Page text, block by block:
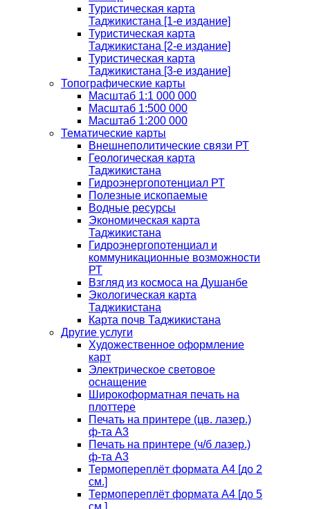
Туристическая карта
Таджикистана [1-е издание]
Туристическая карта
Таджикистана [2-е издание]
Туристическая карта
Таджикистана [3-е издание]
Топографические карты
Масштаб 1:1 000 000
Масштаб 1:500 000
Масштаб 1:200 000
Тематические карты
Внешнеполитические связи РТ
Геологическая карта
Таджикистана
Гидроэнергопотенциал РТ
Полезные ископаемые
Водные ресурсы
Экономическая карта
Таджикистана
Гидроэнергопотенциал и
коммуникационные возможности
РТ
Взгляд из космоса на Душанбе
Экологическая карта
Таджикистана
Карта почв Таджикистана
Другие услуги
Художественное оформление
карт
Электрическое световое
оснащение
Широкоформатная печать на
плоттере
Печать на принтере (цв. лазер.)
ф-та А3
Печать на принтере (ч/б лазер.)
ф-та А3
Термопереплёт формата А4 [до 2
см.]
Термопереплёт формата А4 [до 5
см.]